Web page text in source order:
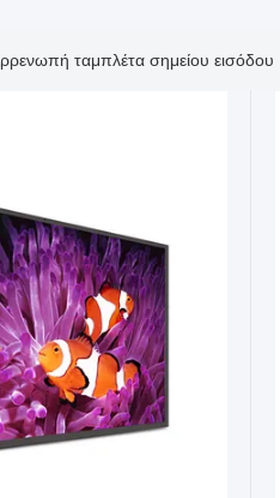
ταμπλέτα σημείου εισόδου